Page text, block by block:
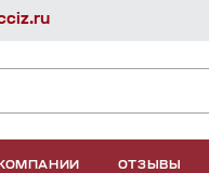
ОТЗЫВЫ